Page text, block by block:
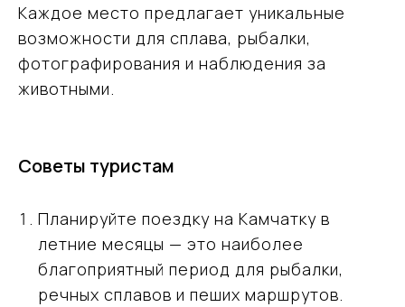
Каждое место предлагает уникальные
возможности для сплава, рыбалки,
фотографирования и наблюдения за
животными.
Советы туристам
Планируйте поездку на Камчатку в
летние месяцы — это наиболее
благоприятный период для рыбалки,
речных сплавов и пеших маршрутов.
Я даю согласие на обработку моих
сПолитикой обработки персональных
данных
Заказать консультацию эксперта